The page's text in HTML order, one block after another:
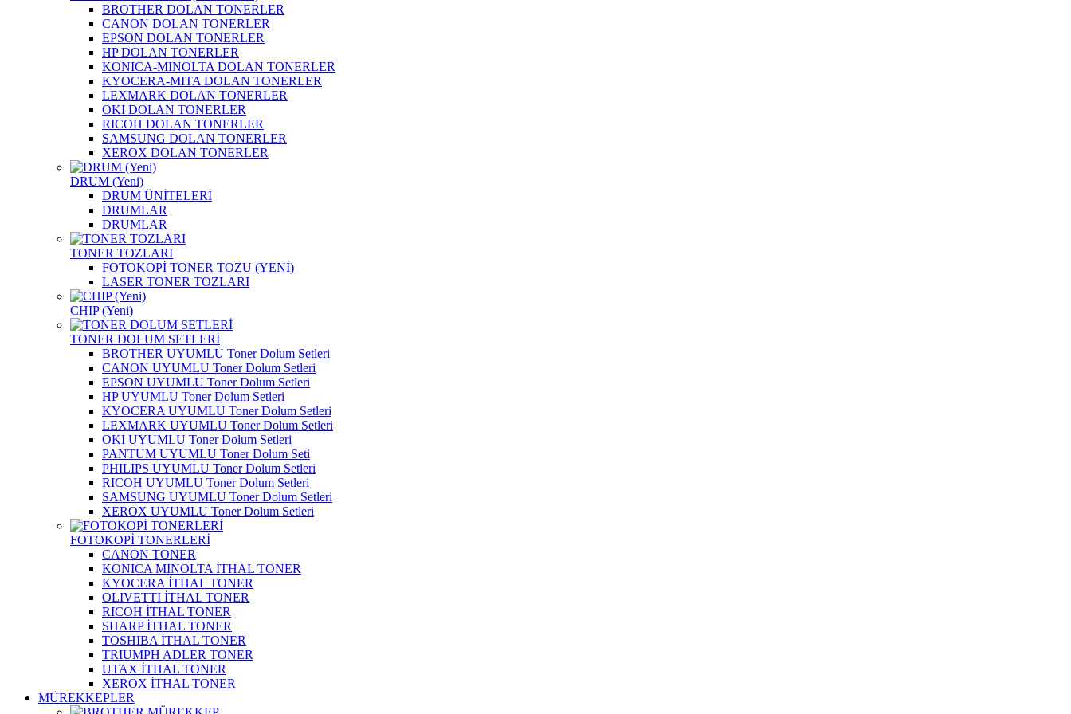
BROTHER DOLAN TONERLER
CANON DOLAN TONERLER
EPSON DOLAN TONERLER
HP DOLAN TONERLER
KONICA-MINOLTA DOLAN TONERLER
KYOCERA-MITA DOLAN TONERLER
LEXMARK DOLAN TONERLER
OKI DOLAN TONERLER
RICOH DOLAN TONERLER
SAMSUNG DOLAN TONERLER
XEROX DOLAN TONERLER
DRUM (Yeni)
DRUM ÜNİTELERİ
DRUMLAR
DRUMLAR
TONER TOZLARI
FOTOKOPİ TONER TOZU (YENİ)
LASER TONER TOZLARI
CHIP (Yeni)
TONER DOLUM SETLERİ
BROTHER UYUMLU Toner Dolum Setleri
CANON UYUMLU Toner Dolum Setleri
EPSON UYUMLU Toner Dolum Setleri
HP UYUMLU Toner Dolum Setleri
KYOCERA UYUMLU Toner Dolum Setleri
LEXMARK UYUMLU Toner Dolum Setleri
OKI UYUMLU Toner Dolum Setleri
PANTUM UYUMLU Toner Dolum Seti
PHILIPS UYUMLU Toner Dolum Setleri
RICOH UYUMLU Toner Dolum Setleri
SAMSUNG UYUMLU Toner Dolum Setleri
XEROX UYUMLU Toner Dolum Setleri
FOTOKOPİ TONERLERİ
CANON TONER
KONICA MINOLTA İTHAL TONER
KYOCERA İTHAL TONER
OLIVETTI İTHAL TONER
RICOH İTHAL TONER
SHARP İTHAL TONER
TOSHIBA İTHAL TONER
TRIUMPH ADLER TONER
UTAX İTHAL TONER
XEROX İTHAL TONER
MÜREKKEPLER